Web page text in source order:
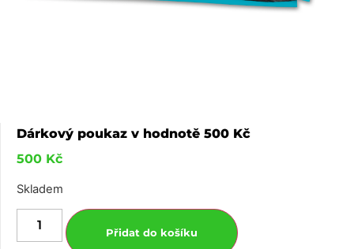
Dárkový poukaz v hodnotě 500 Kč
500 Kč
Skladem
Přidat do košíku